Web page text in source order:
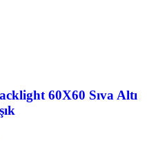
60X60 Sıva Altı